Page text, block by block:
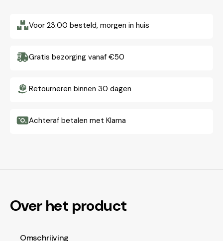
Voor 23:00 besteld, morgen in huis
Gratis bezorging vanaf €50
Retourneren binnen 30 dagen
Achteraf betalen met Klarna
Over het product
Omschrijving